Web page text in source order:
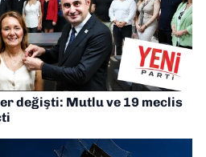
değişti: Mutlu ve 19 meclis